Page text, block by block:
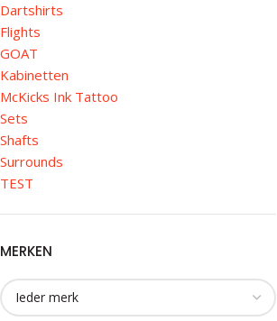
Dartshirts
Flights
GOAT
Kabinetten
McKicks Ink Tattoo
Sets
Shafts
Surrounds
TEST
MERKEN